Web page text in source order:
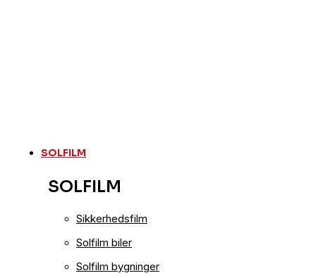
SOLFILM
SOLFILM
Sikkerhedsfilm
Solfilm biler
Solfilm bygninger